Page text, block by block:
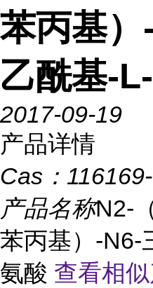
苯丙基
乙酰基-
2017-09-19
产品详情
Cas：
产品名称N2-
苯丙基）-N6-
氨酸 查看相